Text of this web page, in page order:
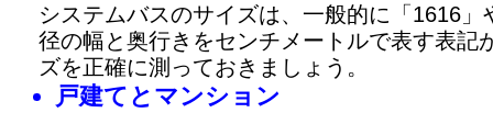
システムバスのサイズは、一般的に「1616
径の幅と奥行きをセンチメートルで表す表記
ズを正確に測っておきましょう。
戸建てとマンション